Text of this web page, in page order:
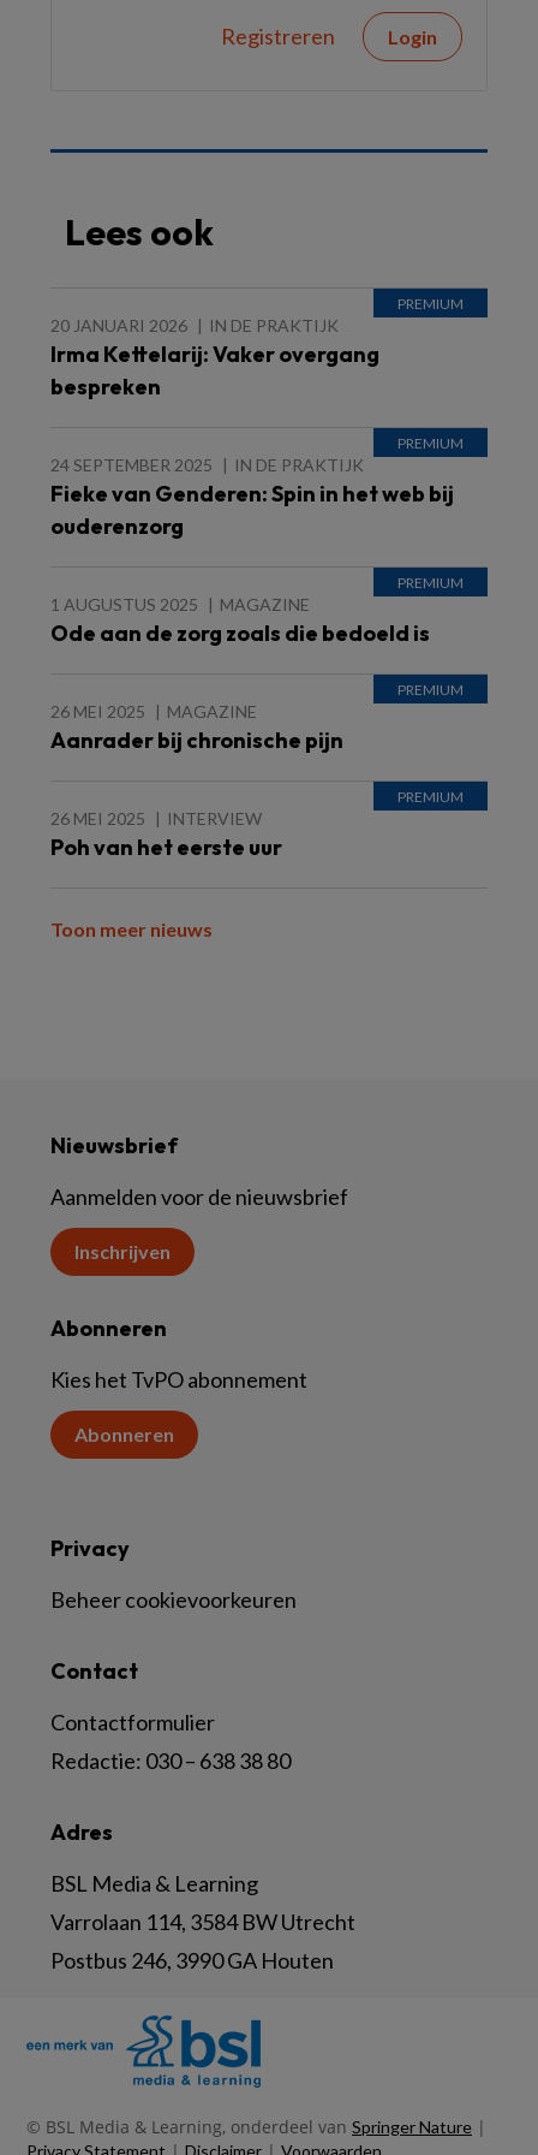
Registreren Login
Lees ook
20 JANUARI 2026 IN DE PRAKTIJK
Irma Kettelarij: Vaker overgang
bespreken
24 SEPTEMBER 2025 IN DE PRAKTIJK
Fieke van Genderen: Spin in het web bij
ouderenzorg
1 AUGUSTUS 2025 MAGAZINE
Ode aan de zorg zoals die bedoeld is
26 MEI 2025 MAGAZINE
Aanrader bij chronische pijn
26 MEI 2025 INTERVIEW
Poh van het eerste uur
Toon meer nieuws
Nieuwsbrief
Aanmelden voor de nieuwsbrief
Inschrijven
Abonneren
Kies het TvPO abonnement
Abonneren
Adres
BSL Media & Learning
Varrolaan 114, 3584 BW Utrecht
Postbus 246, 3990 GA Houten
Contact
Contactformulier
Redactie: 030 – 638 38 80
Privacy
Beheer cookievoorkeuren
© BSL Media & Learning, onderdeel van Springer Nature |
Privacy Statement Disclaimer Voorwaarden